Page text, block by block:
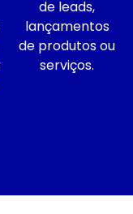
de leads,
lançamentos
de produtos ou
serviços.